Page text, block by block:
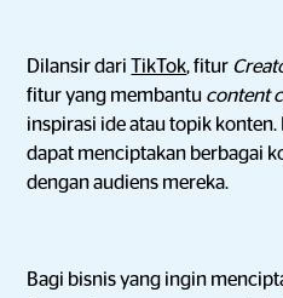
Dilansir dari TikTok, fitur
fitur yang membantu content
inspirasi ide atau topik konten.
dapat menciptakan berbagai
dengan audiens mereka.
Bagi bisnis yang ingin